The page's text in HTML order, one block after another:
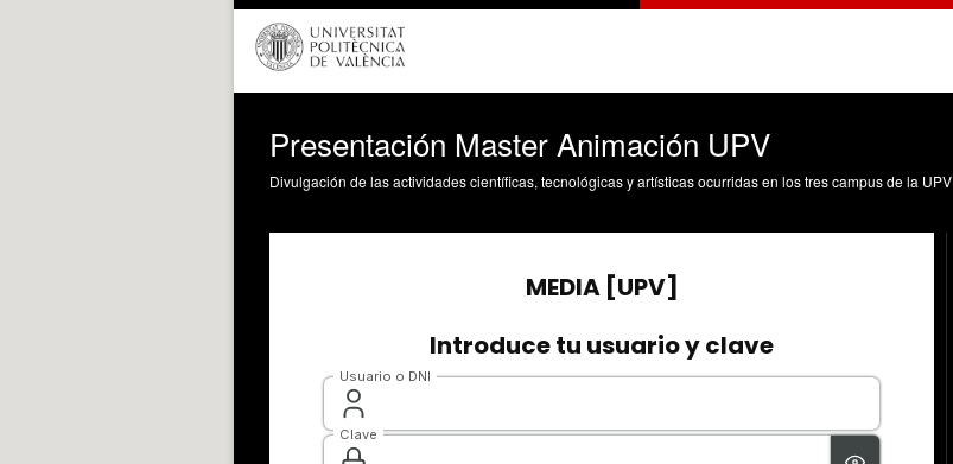
Presentación Master Animación UPV
Divulgación de las actividades científicas, tecnológicas y artísticas ocurridas en los tres campus de la UPV